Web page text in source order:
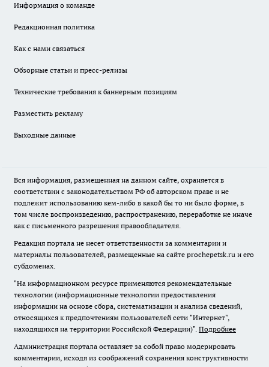
Информация о команде
Редакционная политика
Как с нами связаться
Обзорные статьи и пресс-релизы
Технические требования к баннерным позициям
Разместить рекламу
Выходные данные
Вся информация, размещенная на данном сайте, охраняется в
соответствии с законодательством РФ об авторском праве и не
подлежит использованию кем-либо в какой бы то ни было форме, в
том числе воспроизведению, распространению, переработке не иначе
как с письменного разрешения правообладателя.
Редакция портала не несет ответственности за комментарии и
материалы пользователей, размещенные на сайте prochepetsk.ru и его
субдоменах.
"На информационном ресурсе применяются рекомендательные
технологии (информационные технологии предоставления
информации на основе сбора, систематизации и анализа сведений,
относящихся к предпочтениям пользователей сети "Интернет",
находящихся на территории Российской Федерации)". Подробнее
Администрация портала оставляет за собой право модерировать
комментарии, исходя из соображений сохранения конструктивности